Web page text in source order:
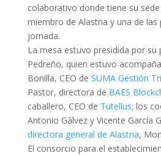
colaborativo donde tiene su sede
miembro de Alastria y una de
jornada.
La mesa estuvo presidida por su
Pedreño, quien estuvo
Bonilla, CEO de SUMA Gestión
Pastor, directora de BAES
caballero, CEO de Tutellus; los
Antonio Gálvez y Vicente García
directora general de Alastria,
El consorcio para el